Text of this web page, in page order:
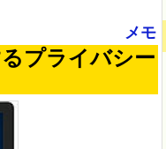
メモ
プライバシー